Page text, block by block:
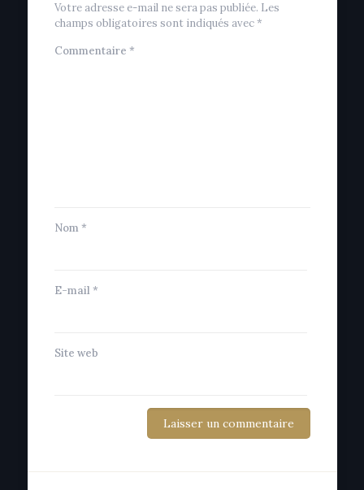
Votre adresse e-mail ne sera pas publiée. Les
champs obligatoires sont indiqués avec*
Commentaire *
Nom *
E-mail*
Site web